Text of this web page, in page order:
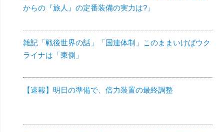
からの『旅人』の定番装備の実力は?」
雑記「戦後世界の話」「国連体制」このままいけばウク
ライナは「東側」
【速報】明日の準備で、倍力装置の最終調整